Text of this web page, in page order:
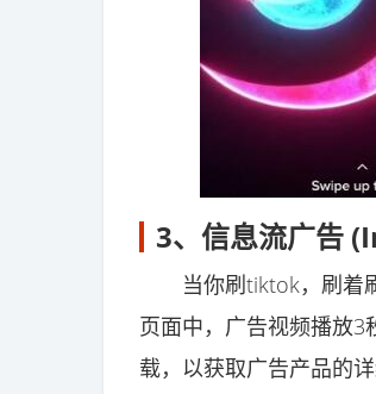
3、信息流广告
当你刷tiktok，刷着刷
页面中，广告视频播放3
载，以获取广告产品的